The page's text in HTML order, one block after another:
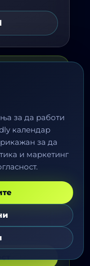
за да работи
календар
за да
и маркетинг